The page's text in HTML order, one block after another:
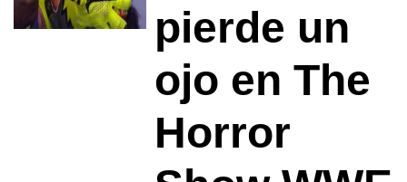
pierde un
ojo en The
Horror